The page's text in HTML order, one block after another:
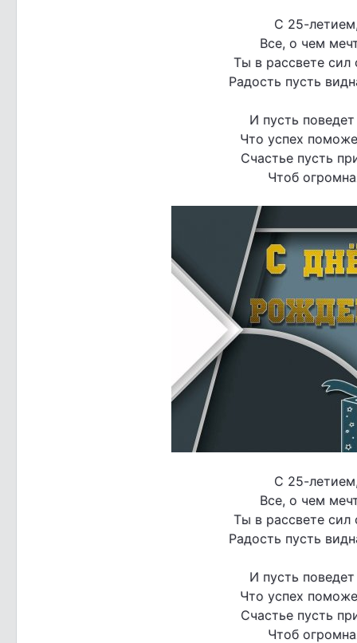
С 25-
Все, о чем
Ты в рассвете сил
Радость пусть
И пусть
Что успех
Счастье пусть
Чтоб
С 25-
Все, о чем
Ты в рассвете сил
Радость пусть
И пусть
Что успех
Счастье пусть
Чтоб